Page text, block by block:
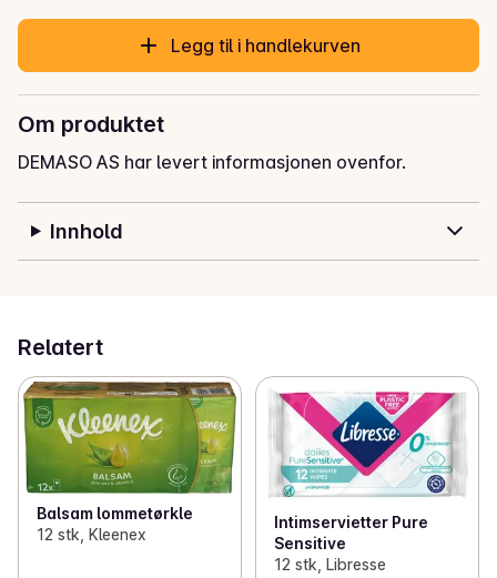
Legg til i handlekurven
Om produktet
DEMASO AS har levert informasjonen ovenfor.
Innhold
Relatert
Balsam lommetørkle
12 stk, Kleenex
Intimservietter Pure
Sensitive
12 stk, Libresse